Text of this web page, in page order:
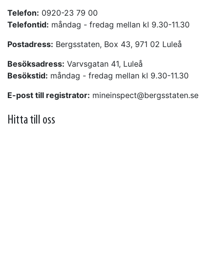
Telefon: 0920-23 79 00
Telefontid: måndag - fredag mellan kl 9.30-11.30
Postadress: Bergsstaten, Box 43, 971 02 Luleå
Besöksadress: Varvsgatan 41, Luleå
Besökstid: måndag - fredag mellan kl 9.30-11.30
E-post till registrator: mineinspect@bergsstaten.se
Hitta till oss